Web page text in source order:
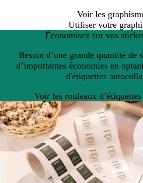
Voir les
Utiliser votre
Économisez sur vos
Besoin d’une grande quantité de
d’importantes économies en
d'étiquettes
Voir les rouleaux